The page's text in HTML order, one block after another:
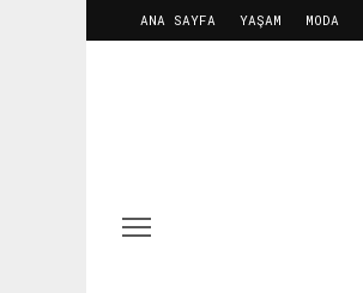
ANA SAYFA YAŞAM MODA